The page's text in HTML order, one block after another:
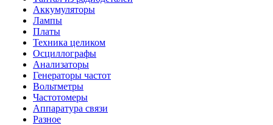
Аккумуляторы
Лампы
Платы
Техника целиком
Осциллографы
Анализаторы
Генераторы частот
Вольтметры
Частотомеры
Аппаратура связи
Разное